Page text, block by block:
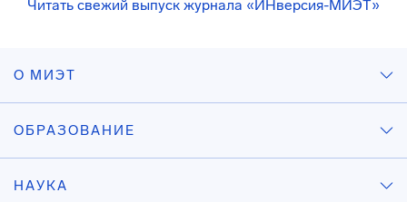
Читать свежий выпуск журнала «ИНверсия-МИЭТ»
О МИЭТ
ОБРАЗОВАНИЕ
НАУКА